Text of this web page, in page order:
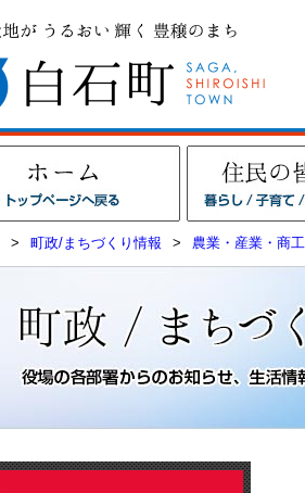
> 町政/まちづくり情報 > 農業・産業・商